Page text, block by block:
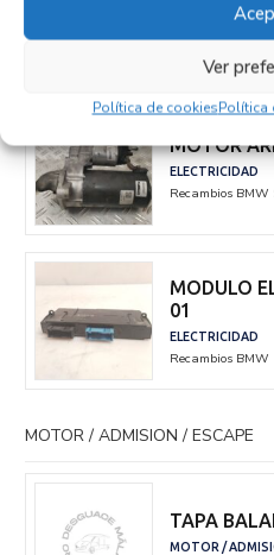
Ver
Política de cookiesPolítica
MOTOR
ELECTRICIDAD
Recambios BMW
MODULO
01
ELECTRICIDAD
Recambios BMW
MOTOR / ADMISION / ESCAPE
TAPA
MOTOR /